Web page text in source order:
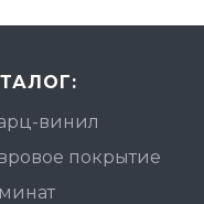
винил
покрытие